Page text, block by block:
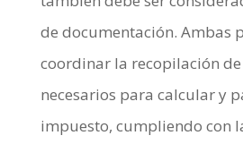
de documentación. Ambas
coordinar la recopilación
necesarios para calcular y
impuesto, cumpliendo con